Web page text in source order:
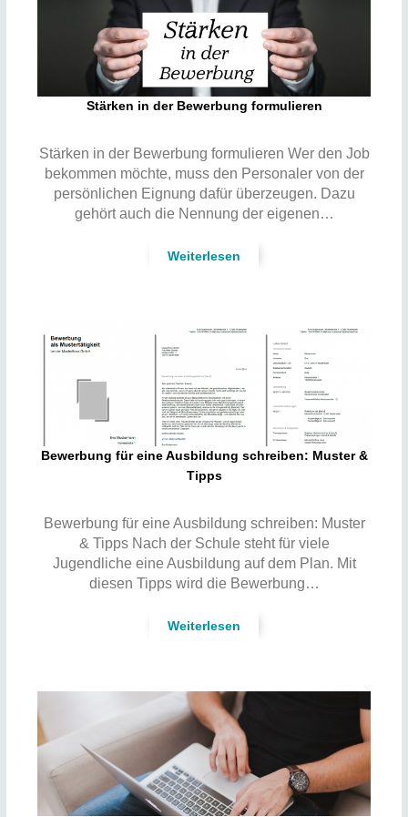
Stärken in der Bewerbung formulieren
Stärken in der Bewerbung formulieren Wer den Job
bekommen möchte, muss den Personaler von der
persönlichen Eignung dafür überzeugen. Dazu
gehört auch die Nennung der eigenen…
Weiterlesen
Bewerbung für eine Ausbildung schreiben: Muster &
Tipps
Bewerbung für eine Ausbildung schreiben: Muster
& Tipps Nach der Schule steht für viele
Jugendliche eine Ausbildung auf dem Plan. Mit
diesen Tipps wird die Bewerbung…
Weiterlesen